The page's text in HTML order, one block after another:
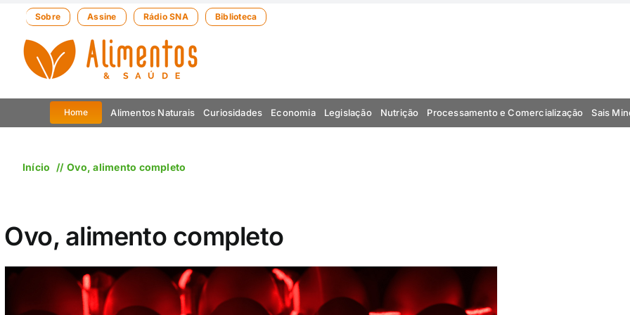
conteúdo
Sobre Assine Rádio SNA Biblioteca
Home Alimentos Naturais Curiosidades Economia Legislação Nutrição Processamento e Comercialização Sais
Início Ovo, alimento completo
Ovo, alimento completo